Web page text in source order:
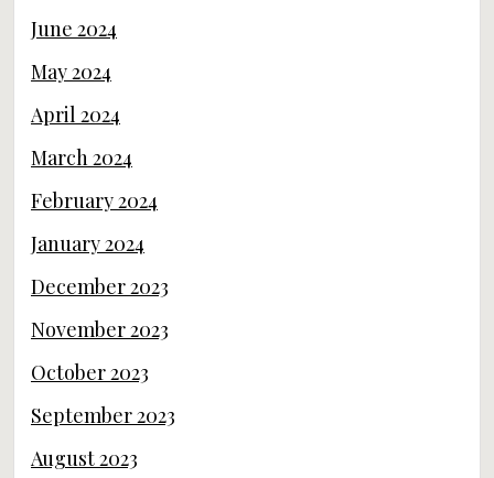
June 2024
May 2024
April 2024
March 2024
February 2024
January 2024
December 2023
November 2023
October 2023
September 2023
August 2023